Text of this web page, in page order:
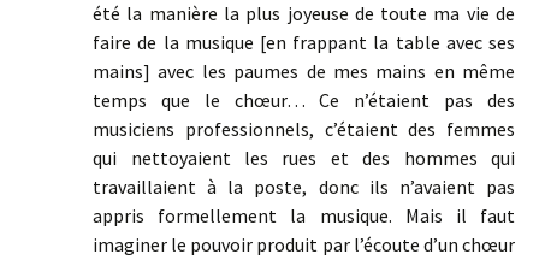
été la manière la plus joyeuse de toute ma vie de
faire de la musique [en frappant la table avec ses
mains] avec les paumes de mes mains en même
temps que le chœur… Ce n’étaient pas des
musiciens professionnels, c’étaient des femmes
qui nettoyaient les rues et des hommes qui
travaillaient à la poste, donc ils n’avaient pas
appris formellement la musique. Mais il faut
imaginer le pouvoir produit par l’écoute d’un chœur